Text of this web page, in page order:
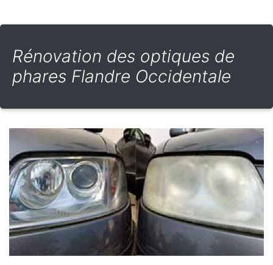
Rénovation des optiques de
phares Flandre Occidentale